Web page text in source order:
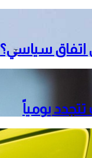
اتفاق سياسي؟
يومياً